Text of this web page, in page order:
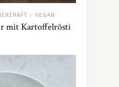
/ VEGAN
mit Kartoffelrösti